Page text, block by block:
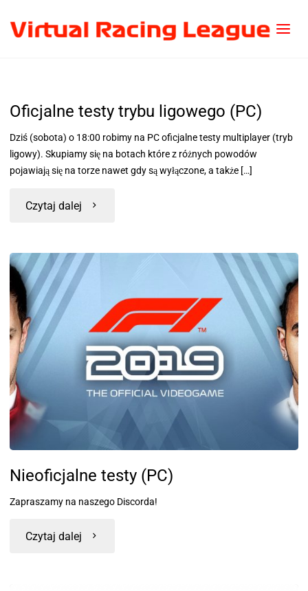
Oficjalne testy trybu ligowego (PC)
Dziś (sobota) o 18:00 robimy na PC oficjalne testy multiplayer (tryb
ligowy). Skupiamy się na botach które z różnych powodów
pojawiają się na torze nawet gdy są wyłączone, a także […]
Czytaj dalej
Nieoficjalne testy (PC)
Zapraszamy na naszego Discorda!
Czytaj dalej